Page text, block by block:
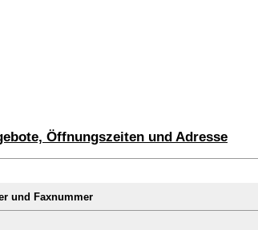
Öffnungszeiten und Adresse
und Faxnummer